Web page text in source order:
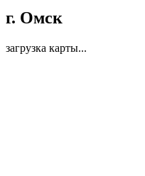
г. Омск
загрузка карты...